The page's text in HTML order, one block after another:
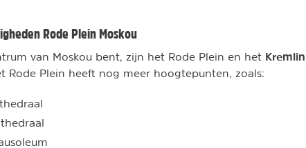
Rode Plein Moskou
van Moskou bent, zijn het Rode Plein en het Kremlin
Rode Plein heeft nog meer hoogtepunten, zoals: